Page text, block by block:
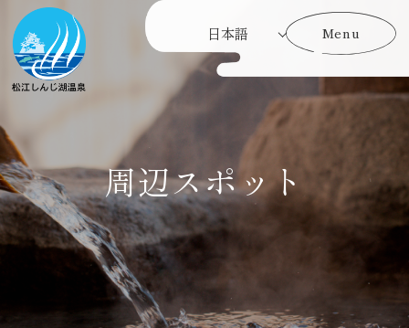
Menu
Menu
周辺スポット